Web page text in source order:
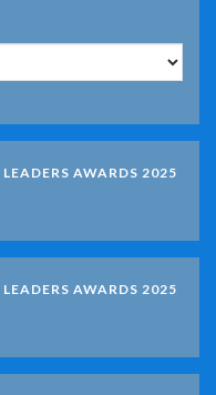
AWARDS 2025
AWARDS 2025